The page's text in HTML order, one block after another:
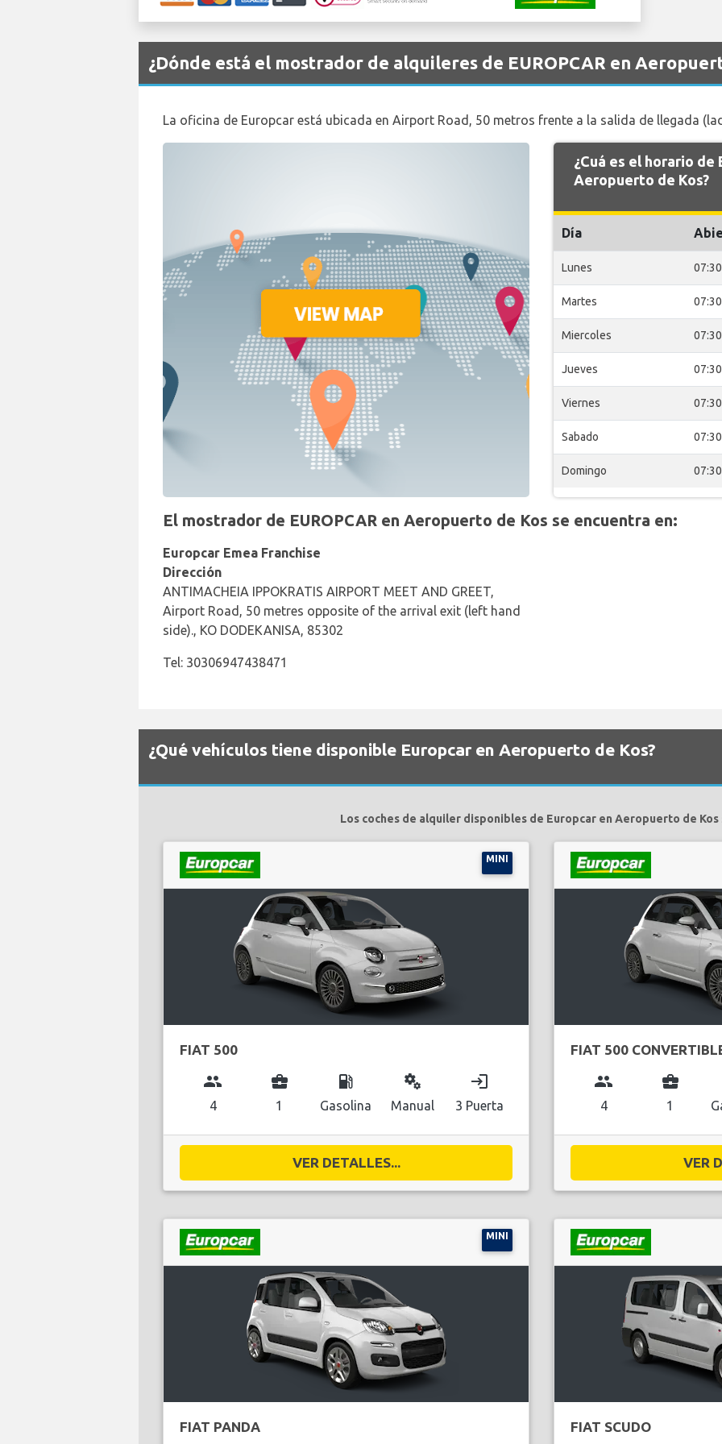
¿Dónde está el mostrador de alquileres de EUROPCAR en
La oficina de Europcar está ubicada en Airport Road, 50 metros frente a la salida de llegada
¿Cuá es el horario de
Aeropuerto de Kos?
Día
Lunes 07:30
Martes 07:30
Miercoles 07:30
Jueves 07:30
Viernes 07:30
Sabado 07:30
Domingo 07:30
El mostrador de EUROPCAR en Aeropuerto de Kos se encuentra en:
Europcar Emea Franchise
Dirección
ANTIMACHEIA IPPOKRATIS AIRPORT MEET AND GREET,
Airport Road, 50 metres opposite of the arrival exit (left hand
side)., KO DODEKANISA, 85302
Tel: 30306947438471
¿Qué vehículos tiene disponible Europcar en Aeropuerto de Kos?
Los coches de alquiler disponibles de Europcar en Aeropuerto de Kos
MINI
FIAT 500
group
4
business_center
1
local_gas_station
Gasolina
miscellaneous_services
Manual
login
3 Puerta
VER DETALLES...
FIAT 500
group
4
business_center
1
VER
MINI
FIAT PANDA FIAT SCUDO